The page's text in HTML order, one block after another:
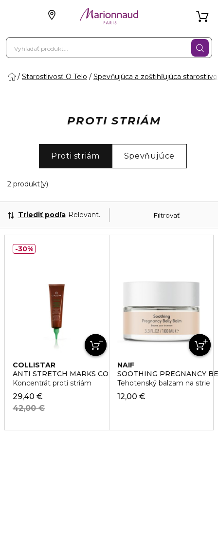
Starostlivosť O Telo Spevňujúca a zoštihľujúca
PROTI STRIÁM
Proti striám Spevňujúce
2 produkt(y)
Filtrovať
Triediť podľa Relevantnosť
COLLISTAR
ANTI STRETCH MARKS CONCENTRATE
Koncentrát proti striám
29,40 €
42,00 €
30%
NAIF
SOOTHING PREGNANCY
Tehotenský balzam na strie
12,00 €